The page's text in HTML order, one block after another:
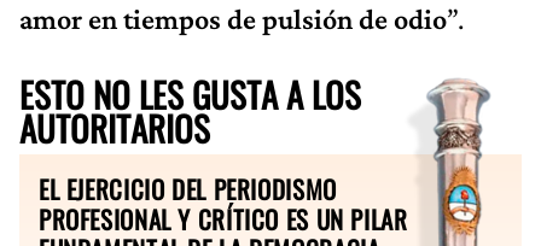
amor en tiempos de pulsión de odio”.
ESTO NO LES GUSTA A LOS
AUTORITARIOS
EL EJERCICIO DEL PERIODISMO
PROFESIONAL Y CRÍTICO ES UN PILAR